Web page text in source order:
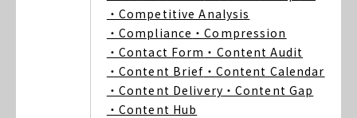
・Competitive Analysis
・Compliance ・Compression
・Contact Form ・Content Audit
・Content Brief ・Content Calendar
・Content Delivery ・Content Gap
・Content Hub